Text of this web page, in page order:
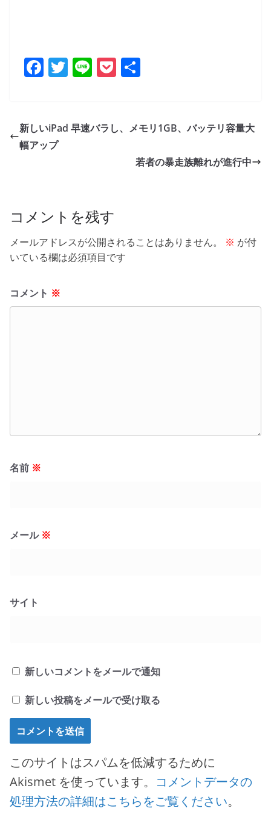
F
e
b
T
er
Li P
et
新しいiPad 早速バラし、メモリ1GB、バッテリ容量大
幅アップ
若者の暴走族離れが進行中
コメントを残す
メールアドレスが公開されることはありません。 ※ が付
いている欄は必須項目です
コメント ※
名前 ※
メール ※
サイト
新しいコメントをメールで通知
新しい投稿をメールで受け取る
このサイトはスパムを低減するために
Akismet を使っています。 コメントデータの
処理方法の詳細はこちらをご覧ください。